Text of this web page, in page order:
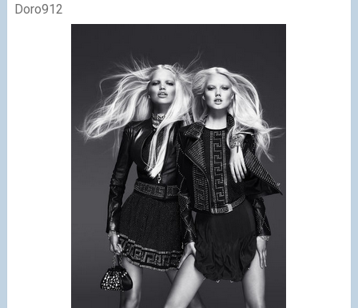
Doro912